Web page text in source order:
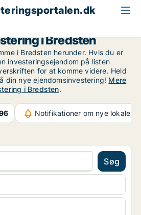
i Bredsten
i Bredsten herunder. Hvis du er
investeringsejendom på listen
for at komme videre. Held
din nye ejendomsinvestering! Mere
i Bredsten.
Notifikationer om nye lokaler
Søg